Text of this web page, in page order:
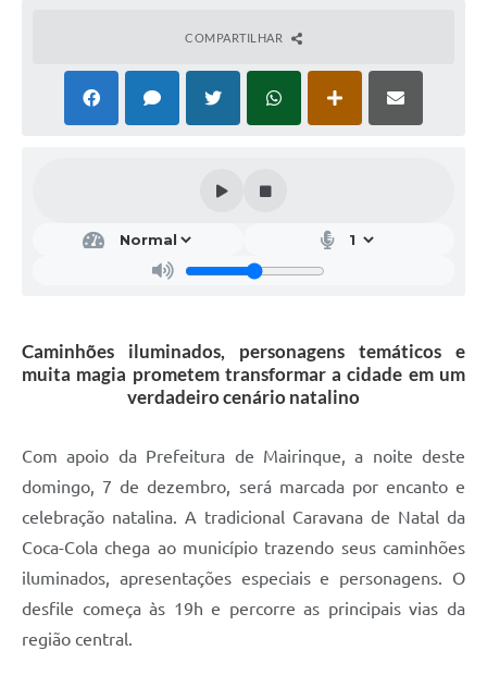
COMPARTILHAR
Caminhões iluminados, personagens temáticos e
muita magia prometem transformar a cidade em um
verdadeiro cenário natalino
Com apoio da Prefeitura de Mairinque, a noite deste
domingo, 7 de dezembro, será marcada por encanto e
celebração natalina. A tradicional Caravana de Natal da
Coca-Cola chega ao município trazendo seus caminhões
iluminados, apresentações especiais e personagens. O
desfile começa às 19h e percorre as principais vias da
região central.